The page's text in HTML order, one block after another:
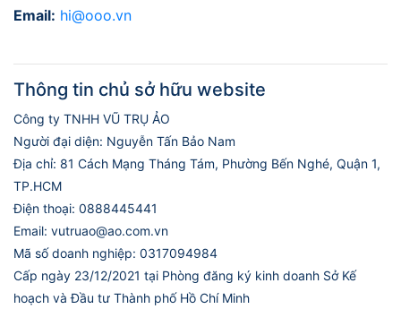
Email: hi@ooo.vn
Thông tin chủ sở hữu website
Công ty TNHH VŨ TRỤ ẢO
Người đại diện: Nguyễn Tấn Bảo Nam
Địa chỉ: 81 Cách Mạng Tháng Tám, Phường Bến Nghé, Quận 1,
TP.HCM
Điện thoại: 0888445441
Email: vutruao@ao.com.vn
Mã số doanh nghiệp: 0317094984
Cấp ngày 23/12/2021 tại Phòng đăng ký kinh doanh Sở Kế
hoạch và Đầu tư Thành phố Hồ Chí Minh